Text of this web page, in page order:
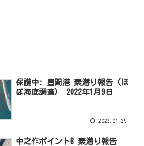
保護中: 豊間港 素潜り報告 (ほ
ぼ海底調査) 2022年1月9日
2022.01.29
中之作ポイントB 素潜り報告